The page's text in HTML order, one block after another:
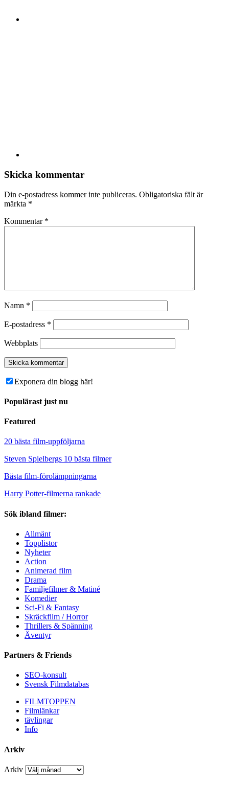
Skicka kommentar
Din e-postadress kommer inte publiceras. Obligatoriska fält är
märkta *
Kommentar *
Namn *
E-postadress *
Webbplats
Exponera din blogg här!
Populärast just nu
Featured
20 bästa film-uppföljarna
Steven Spielbergs 10 bästa filmer
Bästa film-förolämpningarna
Harry Potter-filmerna rankade
Sök ibland filmer:
Allmänt
Topplistor
Nyheter
Action
Animerad film
Drama
Familjefilmer & Matiné
Komedier
Sci-Fi & Fantasy
Skräckfilm / Horror
Thrillers & Spänning
Äventyr
Partners & Friends
SEO-konsult
Svensk Filmdatabas
FILMTOPPEN
Filmlänkar
tävlingar
Info
Arkiv
Arkiv